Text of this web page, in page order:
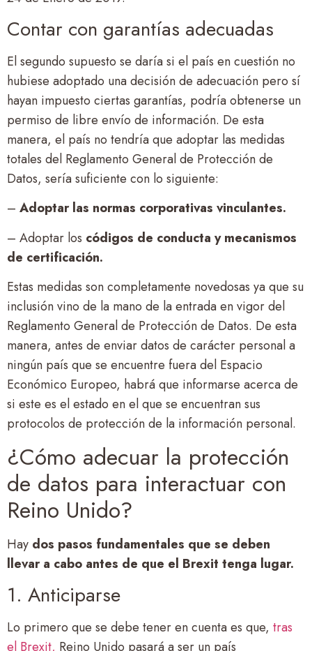
Contar con garantías adecuadas
El segundo supuesto se daría si el país en cuestión no
hubiese adoptado una decisión de adecuación pero sí
hayan impuesto ciertas garantías, podría obtenerse un
permiso de libre envío de información. De esta
manera, el país no tendría que adoptar las medidas
totales del Reglamento General de Protección de
Datos, sería suficiente con lo siguiente:
– Adoptar las normas corporativas vinculantes.
– Adoptar los códigos de conducta y mecanismos
de certificación.
Estas medidas son completamente novedosas ya que su
inclusión vino de la mano de la entrada en vigor del
Reglamento General de Protección de Datos. De esta
manera, antes de enviar datos de carácter personal a
ningún país que se encuentre fuera del Espacio
Económico Europeo, habrá que informarse acerca de
si este es el estado en el que se encuentran sus
protocolos de protección de la información personal.
¿Cómo adecuar la protección
de datos para interactuar con
Reino Unido?
Hay dos pasos fundamentales que se deben
llevar a cabo antes de que el Brexit tenga lugar.
1. Anticiparse
Lo primero que se debe tener en cuenta es que, tras
el Brexit, Reino Unido pasará a ser un país